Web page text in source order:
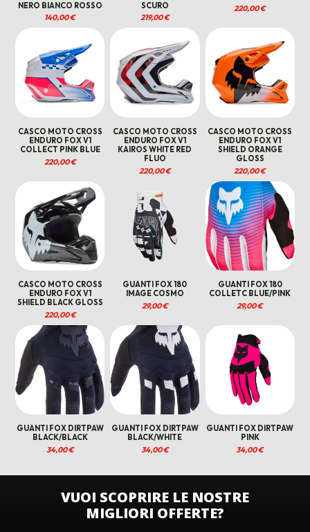
NERO BIANCO ROSSO
140,00€
SCURO
219,00€
220,00€
CASCO MOTO CROSS
ENDURO FOX V1
COLLECT PINK BLUE
220,00€
CASCO MOTO CROSS
ENDURO FOX V1
KAIROS WHITE RED
FLUO
220,00€
CASCO MOTO CROSS
ENDURO FOX V1
SHIELD ORANGE
GLOSS
220,00€
CASCO MOTO CROSS
ENDURO FOX V1
SHIELD BLACK GLOSS
220,00€
GUANTI FOX 180
IMAGE COSMO
29,00€
GUANTI FOX 180
COLLETC BLUE/PINK
29,00€
GUANTI FOX DIRTPAW
BLACK/BLACK
34,00€
GUANTI FOX DIRTPAW
BLACK/WHITE
34,00€
GUANTI FOX DIRTPAW
PINK
34,00€
VUOI SCOPRIRE LE NOSTRE
MIGLIORI OFFERTE?